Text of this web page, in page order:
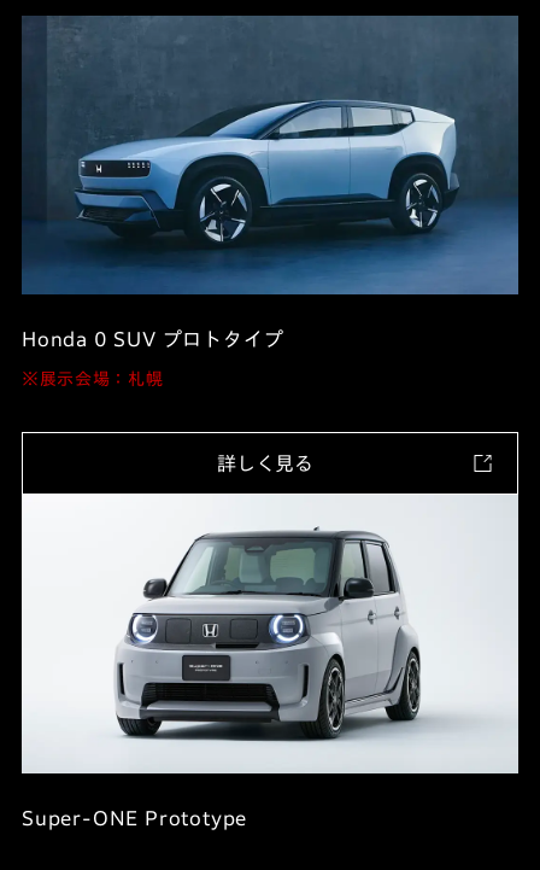
Honda 0 SUV プロトタイプ
※展示会場：札幌
詳しく見る
Super-ONE Prototype